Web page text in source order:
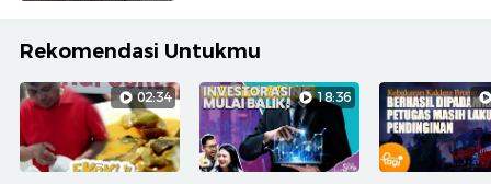
Rekomendasi Untukmu
02:34 18:36